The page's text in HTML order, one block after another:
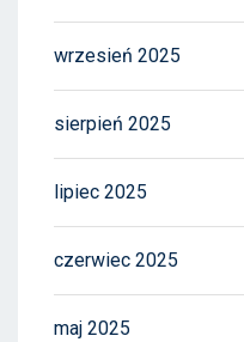
wrzesień 2025
sierpień 2025
lipiec 2025
czerwiec 2025
maj 2025